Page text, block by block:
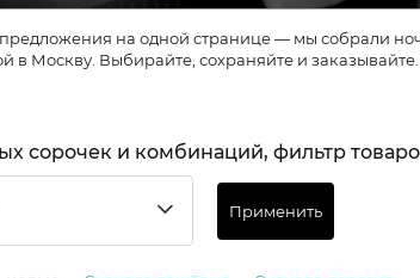
на одной странице — мы собрали
в Москву. Выбирайте, сохраняйте и заказывайте.
сорочек и комбинаций, фильтр
Применить